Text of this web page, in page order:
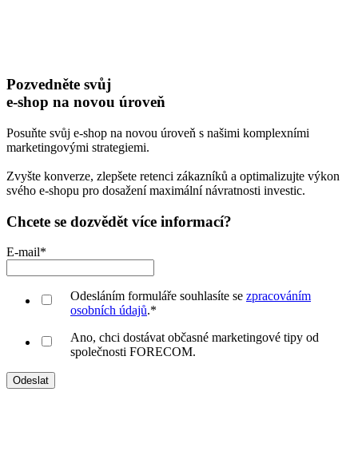
Pozvedněte svůj
e-shop na novou úroveň
Posuňte svůj e-shop na novou úroveň s našimi komplexními
marketingovými strategiemi.
Zvyšte konverze, zlepšete retenci zákazníků a optimalizujte výkon
svého e-shopu pro dosažení maximální návratnosti investic.
Chcete se dozvědět více informací?
E-mail*
Odesláním formuláře souhlasíte se zpracováním
osobních údajů.*
Ano, chci dostávat občasné marketingové tipy od
společnosti FORECOM.